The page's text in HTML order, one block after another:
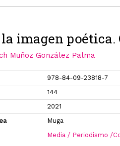
la imagen
Muñoz González Palma
978-84-09-23818-7
144
2021
Muga
Media / Periodismo /